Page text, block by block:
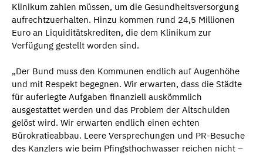
Klinikum zahlen müssen, um die Gesundheitsversorgung
aufrechtzuerhalten. Hinzu kommen rund 24,5 Millionen
Euro an Liquiditätskrediten, die dem Klinikum zur
Verfügung gestellt worden sind.
„Der Bund muss den Kommunen endlich auf Augenhöhe
und mit Respekt begegnen. Wir erwarten, dass die Städte
für auferlegte Aufgaben finanziell auskömmlich
ausgestattet werden und das Problem der Altschulden
gelöst wird. Wir erwarten endlich einen echten
Bürokratieabbau. Leere Versprechungen und PR-Besuche
des Kanzlers wie beim Pfingsthochwasser reichen nicht –